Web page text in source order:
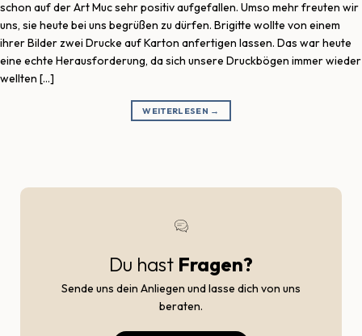
schon auf der Art Muc sehr positiv aufgefallen. Umso mehr freuten wir
uns, sie heute bei uns begrüßen zu dürfen. Brigitte wollte von einem
ihrer Bilder zwei Drucke auf Karton anfertigen lassen. Das war heute
eine echte Herausforderung, da sich unsere Druckbögen immer wieder
wellten […]
WEITERLESEN →
Du hast Fragen?
Sende uns dein Anliegen und lasse dich von uns
beraten.